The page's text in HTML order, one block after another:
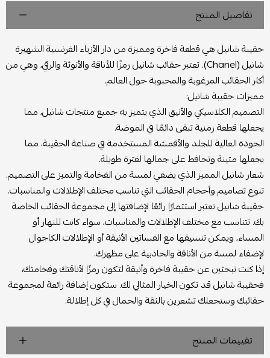
تفاصيل المنتج
حقيبة شانيل هي قطعة فاخرة ومميزة من دار الأزياء الفرنسية الشهيرة
شانيل (Chanel). تعتبر حقائب شانيل رمزًا للأناقة والأنوثة والرقي، وهي من
أكثر الحقائب المرغوبة والمحبوبة حول العالم.
مميزات حقيبة شانيل:
التصميم الكلاسيكي والأنيق الذي يتميز به جميع منتجات شانيل، مما
يجعلها قطعة زمنية تبقى دائمًا في الموضة.
الجودة العالية للجلد والأقمشة المستخدمة في صناعة الحقيبة، مما
يجعلها متينة وتحافظ على جمالها لفترة طويلة.
شعار شانيل المميز الذي يضفي لمسة من الفخامة والتميز على التصميم.
تنوع تصاميم وأحجام الحقائب التي تناسب مختلف الإطلالات والمناسبات.
حقيبة شانيل تعتبر استثمارًا رائعًا لإضافتها إلى مجموعة الحقائب الخاصة
بك. تتناسب مع مختلف الإطلالات والمناسبات، سواء كانت للنهار أو
المساء، ويمكن تنسيقها مع الفساتين الأنيقة أو الإطلالات الكاجوال
لإضفاء لمسة من الأناقة والجاذبية على مظهرك.
إذا كنت تبحثين عن حقيبة فاخرة وأنيقة لتكون رمزًا لأناقتك وفخامتك،
فحقيبة شانيل قد تكون الخيار المثالي لك. ستكون إضافة رائعة لمجموعة
حقائبك وستجعلك تشعرين بالثقة والجمال في كل إطلالة.
تقييمات المنتج